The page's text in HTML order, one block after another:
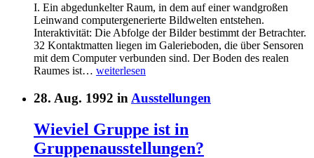
I. Ein abgedunkelter Raum, in dem auf einer wandgroßen
Leinwand computergenerierte Bildwelten entstehen.
Interaktivität: Die Abfolge der Bilder bestimmt der Betrachter.
32 Kontaktmatten liegen im Galerieboden, die über Sensoren
mit dem Computer verbunden sind. Der Boden des realen
Raumes ist… weiterlesen
28. Aug. 1992 in Ausstellungen
Wieviel Gruppe ist in
Gruppenausstellungen?